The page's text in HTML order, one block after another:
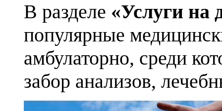
В разделе «Услуги на
популярные
амбулаторно, среди
забор анализов,